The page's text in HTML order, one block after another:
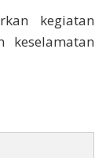
kegiatan
keselamatan